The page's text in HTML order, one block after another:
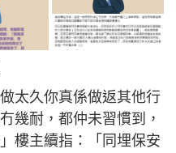
太久你真係做返其他行
幾耐，都仲未習慣到，
樓主續指：「同埋保安